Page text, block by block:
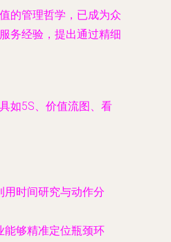
的管理哲学，已成为众
务经验，提出通过精细
如5S、价值流图、看
时间研究与动作分
能够精准定位瓶颈环